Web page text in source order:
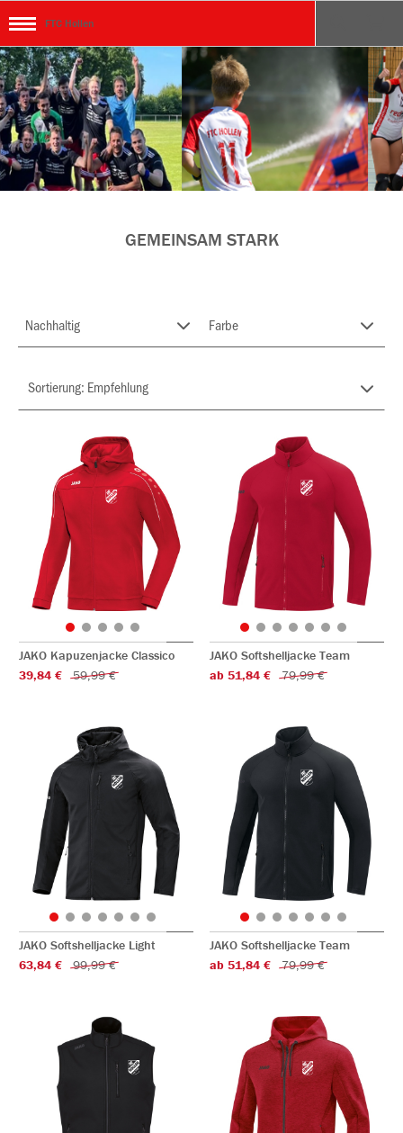
FTC Hollen
GEMEINSAM STARK
Nachhaltig Farbe
JAKO Kapuzenjacke Classico
39,84 €
59,99 €
JAKO Softshelljacke Team
ab 51,84 €
79,99 €
JAKO Softshelljacke Light
63,84 €
99,99 €
JAKO Softshelljacke Team
ab 51,84 €
79,99 €